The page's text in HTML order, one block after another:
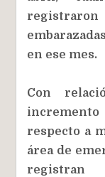
en ese mes.
Con
incremento
respecto a
área de